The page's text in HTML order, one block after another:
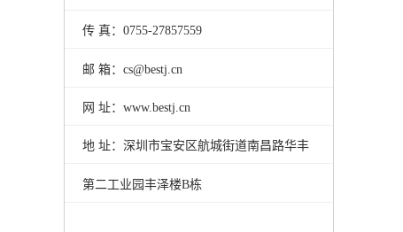
传 真：0755-27857559
邮 箱：cs@bestj.cn
网 址：www.bestj.cn
地 址：深圳市宝安区航城街道南昌路华丰
第二工业园丰泽楼B栋